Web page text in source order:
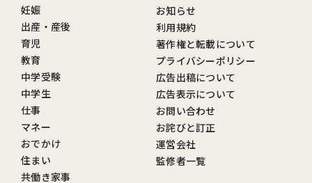
妊娠
出産・産後
育児
教育
中学受験
中学生
仕事
マネー
おでかけ
住まい
共働き家事
お知らせ
利用規約
著作権と転載について
プライバシーポリシー
広告出稿について
広告表示について
お問い合わせ
お詫びと訂正
運営会社
監修者一覧